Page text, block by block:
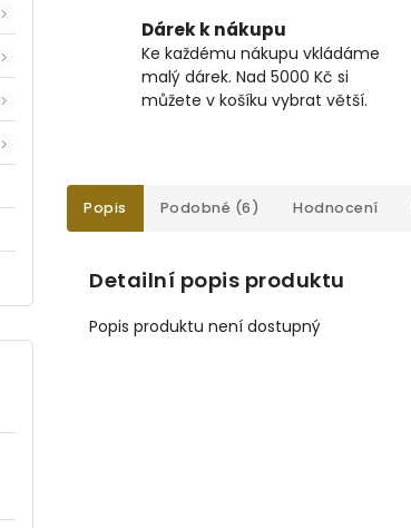
Dárek k nákupu
Ke každému nákupu vkládáme
malý dárek. Nad 5000 Kč si
můžete v košíku vybrat větší.
Popis Podobné (6) Hodnocení
Detailní popis produktu
Popis produktu není dostupný